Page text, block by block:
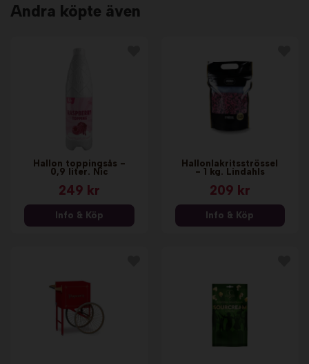
Andra köpte även
Hallon toppingsås -
0,9 liter. Nic
249 kr
Info & Köp
Hallonlakritsströssel
- 1 kg. Lindahls
209 kr
Info & Köp